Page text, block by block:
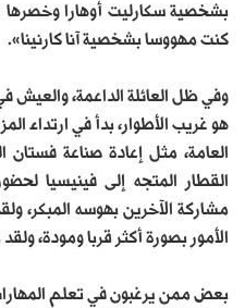
كنت مهووسا بشخصية آنا كارنينا».
وفي ظل العائلة الداعمة،
هو غريب الأطوار، بدأ في ارتداء
العامة، مثل إعادة صناعة فستان
القطار المتجه إلى فينيسيا
مشاركة الآخرين بهوسه المبكر،
الأمور بصورة أكثر قربا ومودة،
بعض ممن يرغبون في تعلم